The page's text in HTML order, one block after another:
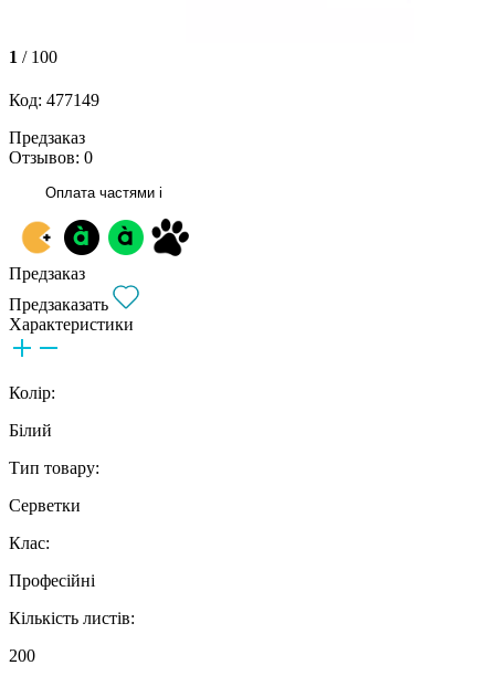
1 / 100
Код: 477149
Предзаказ
Отзывов: 0
Оплата частями i
Предзаказ
Предзаказать
Характеристики
Колір:
Білий
Тип товару:
Серветки
Клас:
Професійні
Кількість листів:
200